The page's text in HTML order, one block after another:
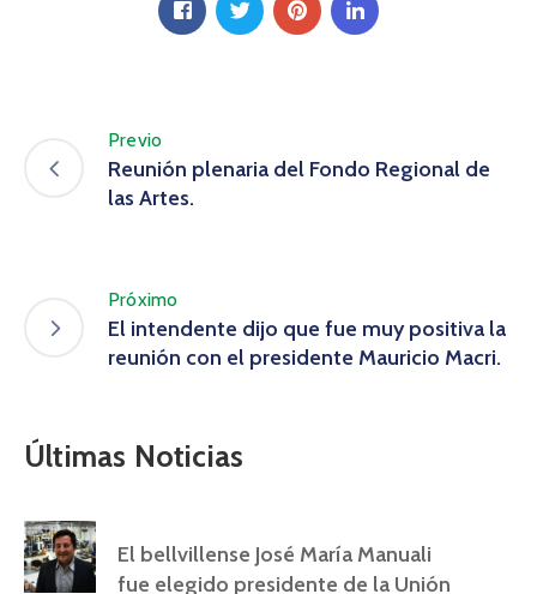
Previo
Reunión plenaria del Fondo Regional de
las Artes.
Próximo
El intendente dijo que fue muy positiva la
reunión con el presidente Mauricio Macri.
Últimas Noticias
El bellvillense José María Manuali
fue elegido presidente de la Unión